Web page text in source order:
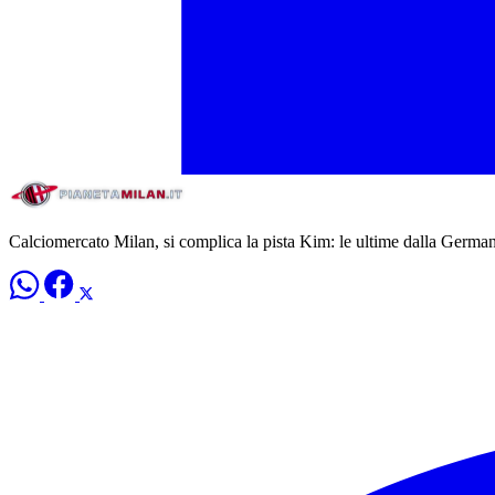
Calciomercato Milan, si complica la pista Kim: le ultime dalla